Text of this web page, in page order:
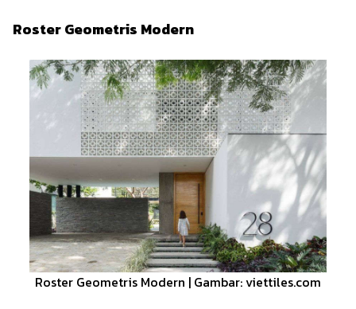
Roster Geometris Modern
Roster Geometris Modern | Gambar: viettiles.com